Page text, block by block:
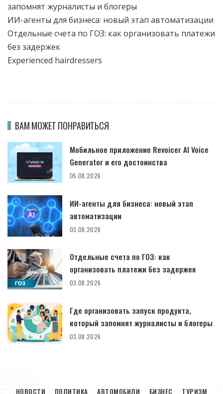
запомнят журналисты и блогеры
ИИ-агенты для бизнеса: новый этап автоматизации
Отдельные счета по ГОЗ: как организовать платежи
без задержек
Experienced hairdressers
ВАМ МОЖЕТ ПОНРАВИТЬСЯ
Мобильное приложение Revoicer AI Voice
Generator и его достоинства
05.08.2026
ИИ-агенты для бизнеса: новый этап
автоматизации
03.08.2026
Отдельные счета по ГОЗ: как
организовать платежи без задержек
03.08.2026
Где организовать запуск продукта,
который запомнят журналисты и блогеры
03.08.2026
НОВОСТИ ПОЛИТИКА АВТОМОБИЛИ БИЗНЕС ТУРИЗМ